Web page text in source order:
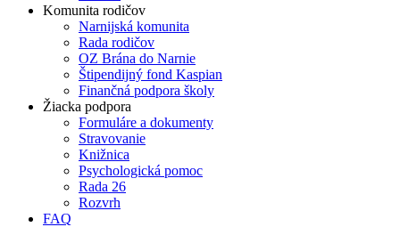
Komunita rodičov
Narnijská komunita
Rada rodičov
OZ Brána do Narnie
Štipendijný fond Kaspian
Finančná podpora školy
Žiacka podpora
Formuláre a dokumenty
Stravovanie
Knižnica
Psychologická pomoc
Rada 26
Rozvrh
FAQ